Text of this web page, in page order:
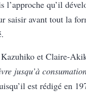
l’approche qu’il
saisir avant tout la
et Claire-
jusqu’à
est rédigé en